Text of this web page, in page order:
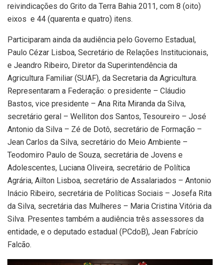
reivindicações do Grito da Terra Bahia 2011, com 8 (oito)
eixos e 44 (quarenta e quatro) itens.
Participaram ainda da audiência pelo Governo Estadual,
Paulo Cézar Lisboa, Secretário de Relações Institucionais,
e Jeandro Ribeiro, Diretor da Superintendência da
Agricultura Familiar (SUAF), da Secretaria da Agricultura.
Representaram a Federação: o presidente – Cláudio
Bastos, vice presidente – Ana Rita Miranda da Silva,
secretário geral – Welliton dos Santos, Tesoureiro – José
Antonio da Silva – Zé de Dotô, secretário de Formação –
Jean Carlos da Silva, secretário do Meio Ambiente –
Teodomiro Paulo de Souza, secretária de Jovens e
Adolescentes, Luciana Oliveira, secretário de Política
Agrária, Ailton Lisboa, secretário de Assalariados – Antonio
Inácio Ribeiro, secretária de Políticas Sociais – Josefa Rita
da Silva, secretária das Mulheres – Maria Cristina Vitória da
Silva. Presentes também a audiência três assessores da
entidade, e o deputado estadual (PCdoB), Jean Fabrício
Falcão.